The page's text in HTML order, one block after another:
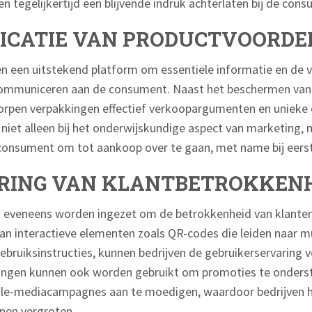
VAN
een uitstekend platform om essentiële informatie en de
aan de consument. Naast het beschermen
verpakkingen effectief verkoopargumenten en unieke
alleen bij het onderwijskundige aspect van marketing,
om tot aankoop over te gaan, met name bij
VAN
eveneens worden ingezet om de betrokkenheid van
interactieve elementen zoals QR-codes die leiden naar
kunnen bedrijven de gebruikerservaring
kunnen ook worden gebruikt om promoties te
mediacampagnes aan te moedigen, waardoor bedrijven